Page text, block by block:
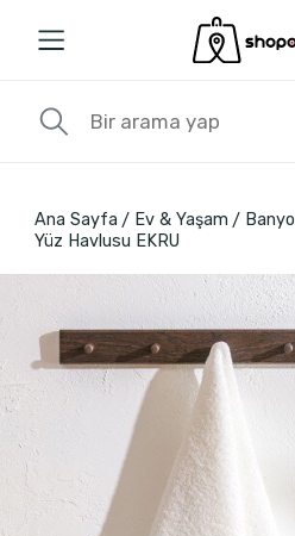
Ana Sayfa Ev & Yaşam Banyo
Yüz Havlusu EKRU